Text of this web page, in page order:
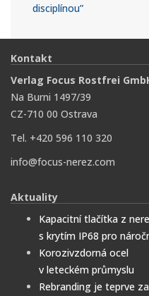
Kontakt
Verlag Focus Rostfrei
Na Burni 1497/39
CZ-710 00 Ostrava
Tel. +420 596 110 320
info@focus-nerez.com
Aktuality
Kapacitní tlačítka z
s krytím IP68 pro
Korozivzdorná ocel
v leteckém průmyslu
Rebranding je teprve